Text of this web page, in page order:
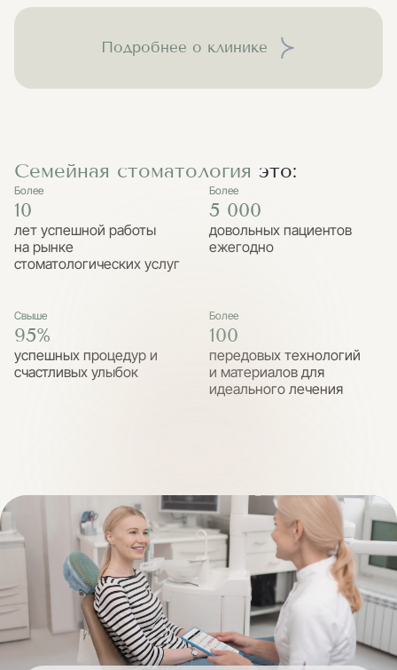
Подробнее о клинике
Семейная стоматология это:
Более
10
лет успешной работы
на рынке
стоматологических услуг
Более
5 000
довольных пациентов
ежегодно
Свыше
95%
успешных процедур и
счастливых улыбок
Более
100
передовых технологий
и материалов для
идеального лечения